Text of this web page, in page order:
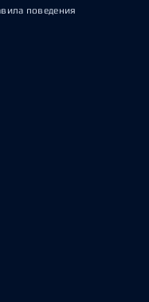
поведения